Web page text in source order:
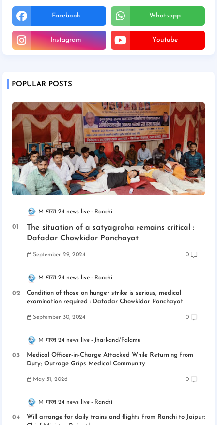
Facebook Whatsapp
Instagram Youtube
POPULAR POSTS
M भारत 24 news live Ranchi
The situation of a satyagraha remains critical :
Dafadar Chowkidar Panchayat
September 29, 2024 0
M भारत 24 news live Ranchi
Condition of those on hunger strike is serious, medical
examination required : Dafadar Chowkidar Panchayat
September 30, 2024 0
M भारत 24 news live Jharkand/Palamu
Medical Officer-in-Charge Attacked While Returning from
Duty; Outrage Grips Medical Community
May 31, 2026 0
M भारत 24 news live Ranchi
Will arrange for daily trains and flights from Ranchi to Jaipur: